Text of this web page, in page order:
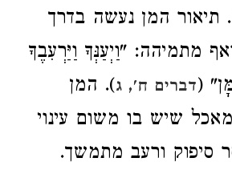
תיאור המן נעשה בדרך
מתמיהה: "וַיְעַנְּךָ וַיַּרְעִבֶךָ
(דברים ח', ג). המן
שיש בו משום עינוי
סיפוק ורעב מתמשך.